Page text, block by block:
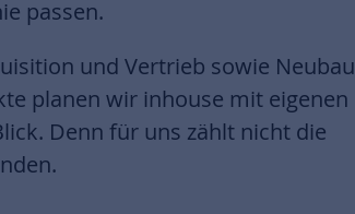
passen.
und Vertrieb sowie Neubau
planen wir inhouse mit eigenen
Denn für uns zählt nicht die